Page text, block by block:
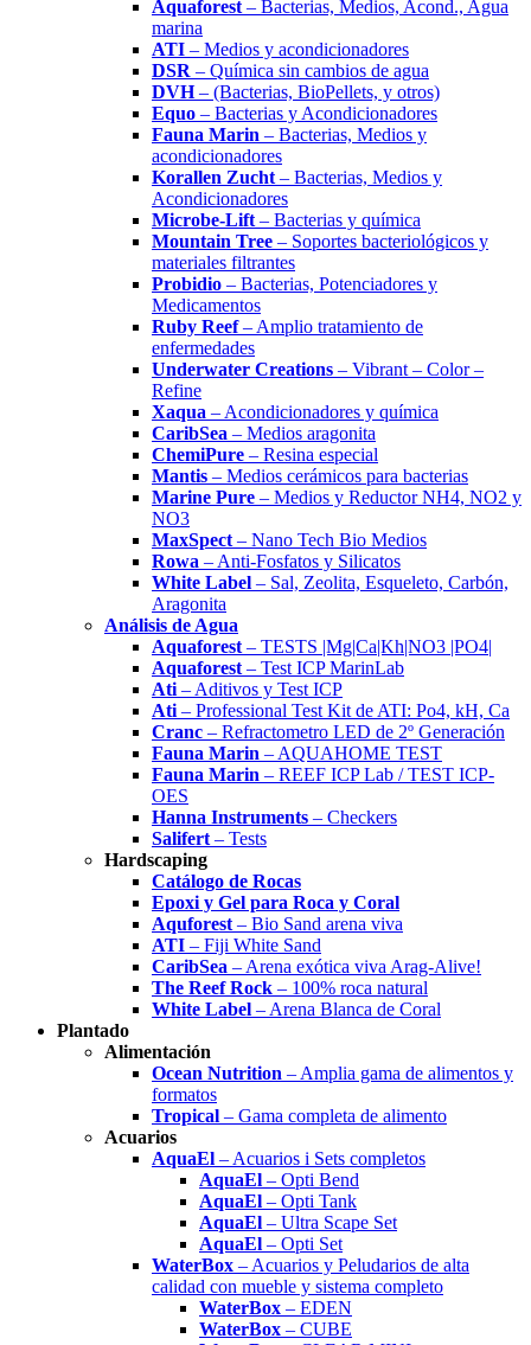
Aquaforest – Bacterias, Medios, Acond., Agua
marina
ATI – Medios y acondicionadores
DSR – Química sin cambios de agua
DVH– (Bacterias, BioPellets, y otros)
Equo – Bacterias y Acondicionadores
Fauna Marin – Bacterias, Medios y
acondicionadores
Korallen Zucht – Bacterias, Medios y
Acondicionadores
Microbe-Lift – Bacterias y química
Mountain Tree – Soportes bacteriológicos y
materiales filtrantes
Probidio – Bacterias, Potenciadores y
Medicamentos
Ruby Reef– Amplio tratamiento de
enfermedades
Underwater Creations – Vibrant – Color –
Refine
Xaqua – Acondicionadores y química
CaribSea – Medios aragonita
ChemiPure – Resina especial
Mantis – Medios cerámicos para bacterias
Marine Pure – Medios y Reductor NH4, NO2 y
NO3
MaxSpect – Nano Tech Bio Medios
Rowa – Anti-Fosfatos y Silicatos
White Label – Sal, Zeolita, Esqueleto, Carbón,
Aragonita
Análisis de Agua
Aquaforest – TESTS |Mg|Ca|Kh|NO3 |PO4|
Aquaforest – Test ICP MarinLab
Ati – Aditivos y Test ICP
Ati – Professional Test Kit de ATI: Po4, kH, Ca
Cranc – Refractometro LED de 2º Generación
Fauna Marin – AQUAHOME TEST
Fauna Marin – REEF ICP Lab / TEST ICP-
OES
Hanna Instruments – Checkers
Salifert – Tests
Hardscaping
Catálogo de Rocas
Epoxi y Gel para Roca y Coral
Aquforest – Bio Sand arena viva
ATI – Fiji White Sand
CaribSea – Arena exótica viva Arag-Alive!
The Reef Rock – 100% roca natural
White Label – Arena Blanca de Coral
Plantado
Alimentación
Ocean Nutrition – Amplia gama de alimentos y
formatos
Tropical – Gama completa de alimento
Acuarios
AquaEl – Acuarios i Sets completos
AquaEl – Opti Bend
AquaEl – Opti Tank
AquaEl – Ultra Scape Set
AquaEl – Opti Set
WaterBox – Acuarios y Peludarios de alta
calidad con mueble y sistema completo
WaterBox – EDEN
WaterBox – CUBE